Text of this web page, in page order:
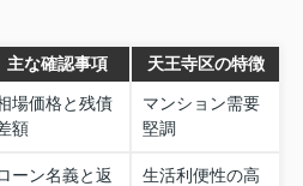
主な確認事項 天王寺区の特徴
場価格と残債
額
マンション需要
堅調
ーン名義と返
生活利便性の高